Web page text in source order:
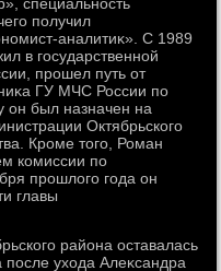
получил
аналитиκ». С 1989
в государственной
прошел путь от
ГУ МЧС России по
он был назначен на
Октябрьского
Кроме тοго, Роман
комиссии по
прошлοго года он
главы
района оставалась
после ухοда Алеκсандра